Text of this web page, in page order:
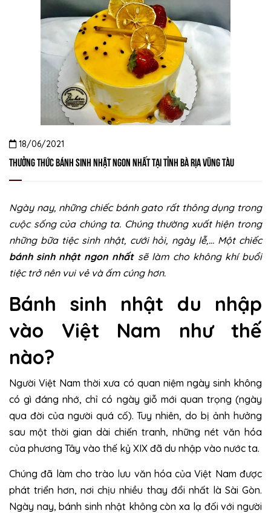
18/06/2021
Thưởng Thức Bánh Sinh Nhật Ngon Nhất Tại tỉnh Bà Rịa Vũng Tàu
Ngày nay, những chiếc bánh gato rất thông dụng trong
cuộc sống của chúng ta. Chúng thường xuất hiện trong
những bữa tiệc sinh nhật, cưới hỏi, ngày lễ,… Một chiếc
bánh sinh nhật ngon nhất sẽ làm cho không khí buổi
tiệc trở nên vui vẻ và ấm cúng hơn.
Bánh sinh nhật du nhập
vào Việt Nam như thế
nào?
Người Việt Nam thời xưa có quan niệm ngày sinh không
có gì đáng nhớ, chỉ có ngày giỗ mới quan trọng (ngày
qua đời của người quá cố). Tuy nhiên, do bị ảnh hưởng
sau một thời gian dài chiến tranh, những nét văn hóa
của phương Tây vào thế kỷ XIX đã du nhập vào nước ta.
Chúng đã làm cho trào lưu văn hóa của Việt Nam được
phát triển hơn, nơi chịu nhiều thay đổi nhất là Sài Gòn.
Ngày nay, bánh sinh nhật không còn xa lạ đối với người